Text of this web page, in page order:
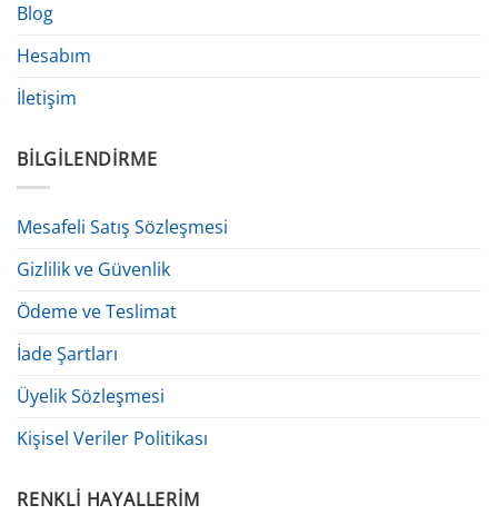
Blog
Hesabım
İletişim
BILGILENDIRME
Mesafeli Satış Sözleşmesi
Gizlilik ve Güvenlik
Ödeme ve Teslimat
İade Şartları
Üyelik Sözleşmesi
Kişisel Veriler Politikası
RENKLI HAYALLERIM